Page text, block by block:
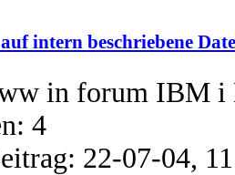
intern beschriebene
in forum IBM i
4
22-07-04,